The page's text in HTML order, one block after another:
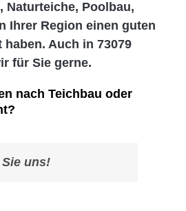
Naturteiche, Poolbau,
Ihrer Region einen guten
Auch in 73079
für Sie gerne.
nach Teichbau oder
uns!